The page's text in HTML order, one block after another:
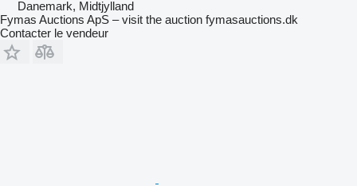
Danemark, Midtjylland
Fymas Auctions ApS – visit the auction fymasauctions.dk
Contacter le vendeur